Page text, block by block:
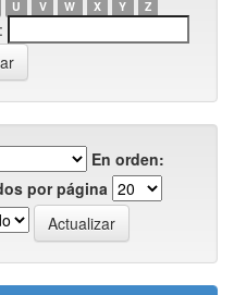
U V W X Y Z
En orden:
por página